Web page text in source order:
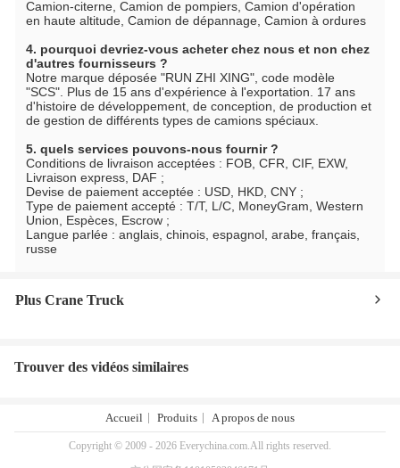
Camion-citerne, Camion de pompiers, Camion d'opération
en haute altitude, Camion de dépannage, Camion à ordures
4. pourquoi devriez-vous acheter chez nous et non chez
d'autres fournisseurs ?
Notre marque déposée "RUN ZHI XING", code modèle
"SCS". Plus de 15 ans d'expérience à l'exportation. 17 ans
d'histoire de développement, de conception, de production et
de gestion de différents types de camions spéciaux.
5. quels services pouvons-nous fournir ?
Conditions de livraison acceptées : FOB, CFR, CIF, EXW,
Livraison express, DAF ;
Devise de paiement acceptée : USD, HKD, CNY ;
Type de paiement accepté : T/T, L/C, MoneyGram, Western
Union, Espèces, Escrow ;
Langue parlée : anglais, chinois, espagnol, arabe, français,
russe
Plus Crane Truck
Trouver des vidéos similaires
Accueil Produits A propos de nous
Copyright © 2009 - 2026 Everychina.com.All rights reserved.